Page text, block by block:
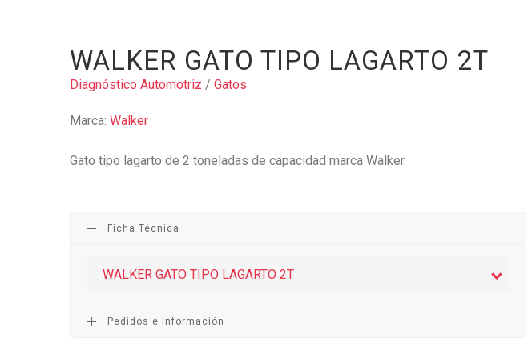
WALKER GATO TIPO LAGARTO 2T
Diagnóstico Automotriz / Gatos
Marca: Walker
Gato tipo lagarto de 2 toneladas de capacidad marca Walker.
Ficha Técnica
WALKER GATO TIPO LAGARTO 2T
Pedidos e información